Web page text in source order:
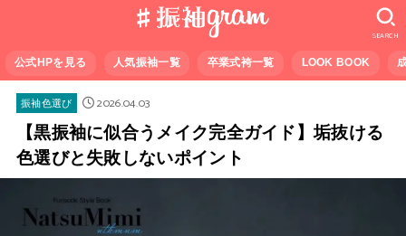
公式HPを見る 人気振袖一覧 卒業式袴一覧 LOOK BOOK
SEARCH
振袖色選び
2026.04.03
【黒振袖に似合うメイク完全ガイド】垢抜ける
色選びと失敗しないポイント